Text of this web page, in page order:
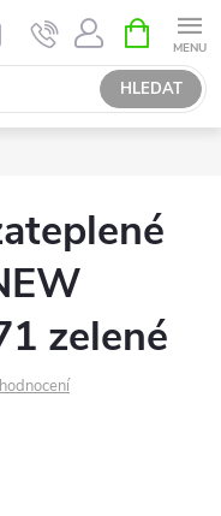
HLEDAT
NÁKUPNÍ
KOŠÍK
zelené